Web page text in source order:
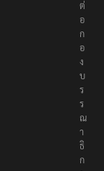
ติ
ด
ต่
อ
ก
อ
ง
บ
ร
ร
ณ
า